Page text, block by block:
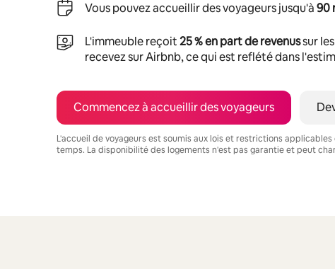
Vous pouvez accueillir des voyageurs jusqu'à90
L'immeuble reçoit25 % en part de revenussur
recevez sur Airbnb, ce qui est reflété dans
Commencez à accueillir des voyageurs
L'accueil de voyageurs est soumis aux lois et restrictions
temps. La disponibilité des logements n'est pas garantie et peut